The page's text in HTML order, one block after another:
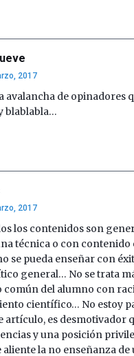
2017
avalancha de opinadores
blablabla…
2017
los contenidos son
técnica o con contenido
se pueda enseñar con
general… No se trata
común del alumno con
científico… No estoy
artículo, es desmotivador
y una posición
la no enseñanza de